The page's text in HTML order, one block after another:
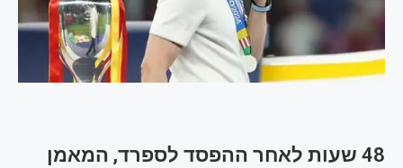
48 שעות לאחר ההפסד לספרד, המאמן